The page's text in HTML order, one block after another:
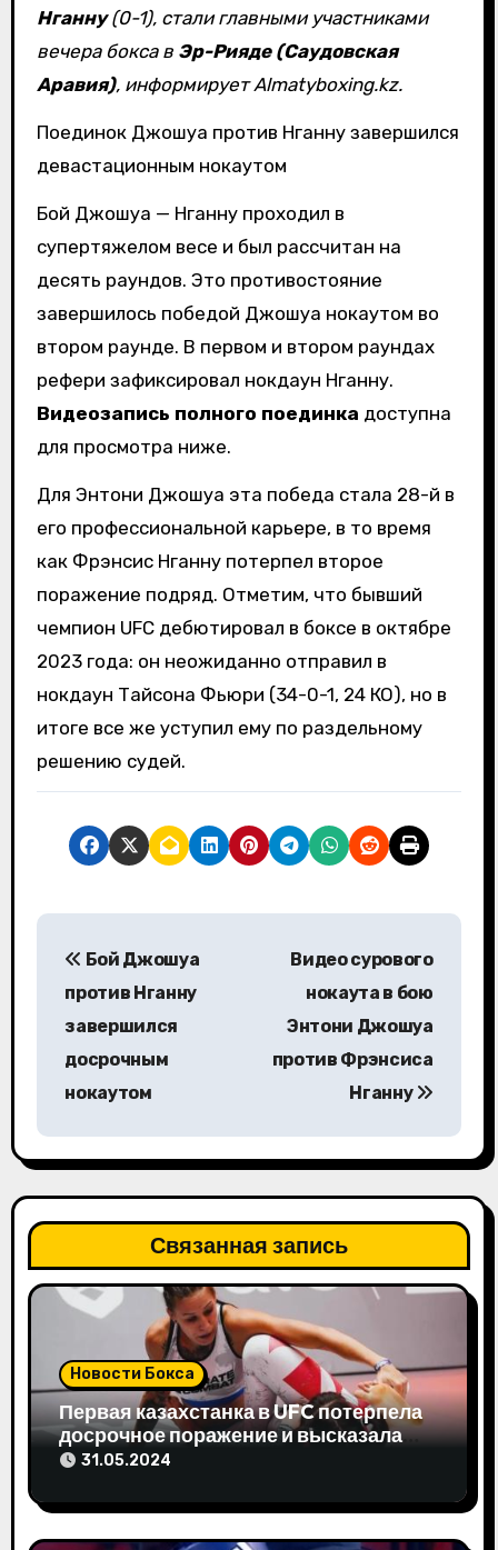
Нганну(0-1), стали главными участниками
вечера бокса в Эр-Рияде (Саудовская
Аравия), информирует Almatyboxing.kz.
Поединок Джошуа против Нганну завершился
девастационным нокаутом
Бой Джошуа — Нганну проходил в
супертяжелом весе и был рассчитан на
десять раундов. Это противостояние
завершилось победой Джошуа нокаутом во
втором раунде. В первом и втором раундах
рефери зафиксировал нокдаун Нганну.
Видеозапись полного поединка доступна
для просмотра ниже.
Для Энтони Джошуа эта победа стала 28-й в
его профессиональной карьере, в то время
как Фрэнсис Нганну потерпел второе
поражение подряд. Отметим, что бывший
чемпион UFC дебютировал в боксе в октябре
2023 года: он неожиданно отправил в
нокдаун Тайсона Фьюри (34-0-1, 24 КО), но в
итоге все же уступил ему по раздельному
решению судей.
Н
а
ц
я
о
з
п
Бой Джошуа
против Нганну
завершился
досрочным
нокаутом
Видео сурового
нокаута в бою
Энтони Джошуа
против Фрэнсиса
Нганну
Связанная запись
Новости Бокса
Первая казахстанка в UFC потерпела
досрочное поражение и высказала
свое мнение
31.05.2024